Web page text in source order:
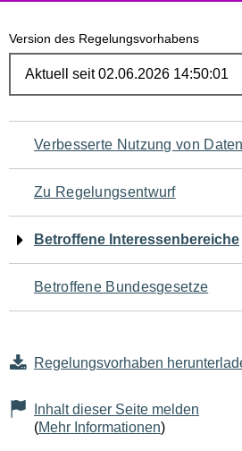
Version des Regelungsvorhabens
Navigation
für
den
Seiteninhalt
Verbesserte Nutzung von
Zu Regelungsentwurf
Betroffene Interessenbereiche
Betroffene Bundesgesetze
Regelungsvorhaben
Inhalt dieser Seite melden
(Mehr Informationen)